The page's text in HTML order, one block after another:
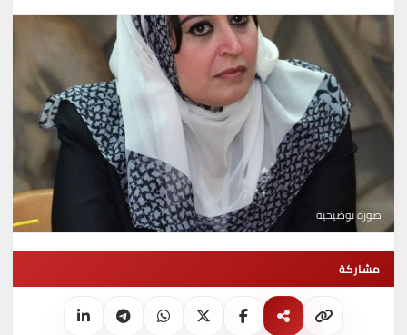
صورة توضيحية
مشاركة